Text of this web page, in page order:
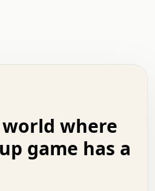
.   .   .   .   +   .   .
.   .   .   .   .   :   .
.   .   .   .   .   .   +
.   .   .   .   o   .   .
.   .   .   :   .   .   o
.   .   .   o   .   .   .
where
game has a